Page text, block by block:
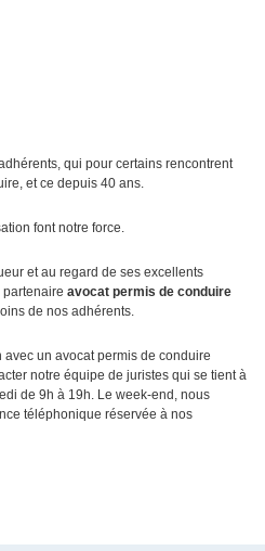
qui pour certains rencontrent
et ce depuis 40 ans.
font notre force.
et au regard de ses excellents
avocat permis de conduire
de nos adhérents.
un avocat permis de conduire
notre équipe de juristes qui se tient à
de 9h à 19h. Le week-end, nous
téléphonique réservée à nos